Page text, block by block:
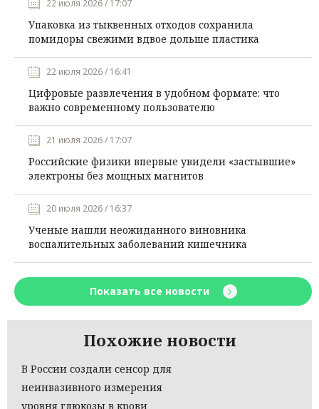
22 июля 2026 / 17:07
Упаковка из тыквенных отходов сохранила
помидоры свежими вдвое дольше пластика
22 июля 2026 / 16:41
Цифровые развлечения в удобном формате: что
важно современному пользователю
21 июля 2026 / 17:07
Российские физики впервые увидели «застывшие»
электроны без мощных магнитов
20 июля 2026 / 16:37
Ученые нашли неожиданного виновника
воспалительных заболеваний кишечника
Показать все новости
Похожие новости
В России создали сенсор для
неинвазивного измерения
уровня глюкозы в крови